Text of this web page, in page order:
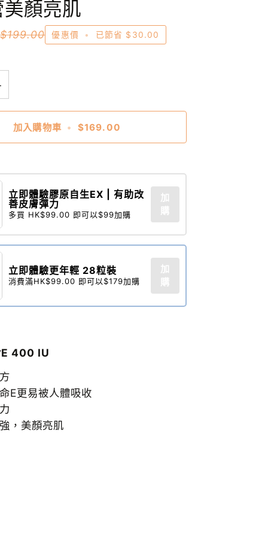
顏亮肌
$199.00 優惠價 • 已節省 $30.00
加入購物車 • $169.00
立即體驗膠原自生EX | 有助改
善皮膚彈力
多買 HK$99.00 即可以$99加購
加
購
立即體驗更年輕 28粒裝​
消費滿HK$99.00 即可以$179加購
加
購
E 400 IU
E更易被人體吸收
，美顏亮肌